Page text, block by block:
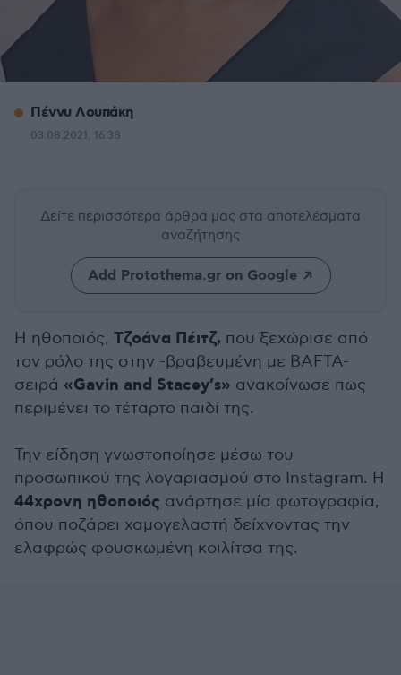
Πέννυ Λουπάκη
03.08.2021, 16:38
Δείτε περισσότερα άρθρα μας στα αποτελέσματα
αναζήτησης
Add Protothema.gr on Google
Η ηθοποιός, Τζοάνα Πέιτζ, που ξεχώρισε από
τον ρόλο της στην -βραβευμένη με BAFTA-
σειρά «Gavin and Stacey’s» ανακοίνωσε πως
περιμένει το τέταρτο παιδί της.
Την είδηση γνωστοποίησε μέσω του
προσωπικού της λογαριασμού στο Instagram. Η
44χρονη ηθοποιός ανάρτησε μία φωτογραφία,
όπου ποζάρει χαμογελαστή δείχνοντας την
ελαφρώς φουσκωμένη κοιλίτσα της.